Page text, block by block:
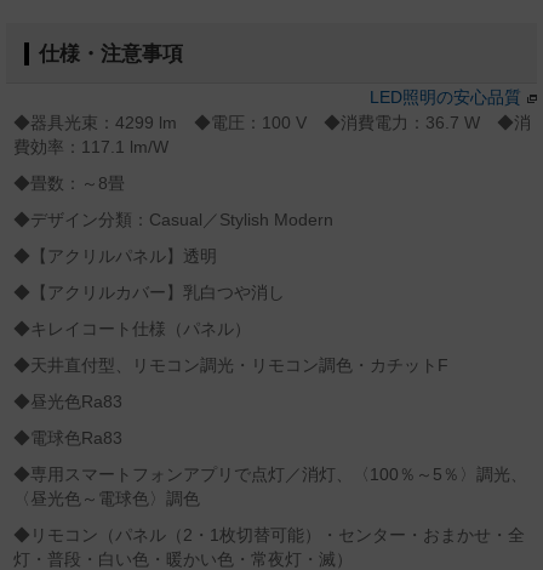
仕様・注意事項
LED照明の安心品質
◆器具光束：4299 lm ◆電圧：100 V ◆消費電力：36.7 W ◆消
費効率：117.1 lm/W
◆畳数：～8畳
◆デザイン分類：Casual／Stylish Modern
◆【アクリルパネル】透明
◆【アクリルカバー】乳白つや消し
◆キレイコート仕様（パネル）
◆天井直付型、リモコン調光・リモコン調色・カチットF
◆昼光色Ra83
◆電球色Ra83
◆専用スマートフォンアプリで点灯／消灯、〈100％～5％〉調光、
〈昼光色～電球色〉調色
◆リモコン（パネル（2・1枚切替可能）・センター・おまかせ・全
灯・普段・白い色・暖かい色・常夜灯・滅）